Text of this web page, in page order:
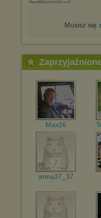
Musisz się
Max26
anna37_37